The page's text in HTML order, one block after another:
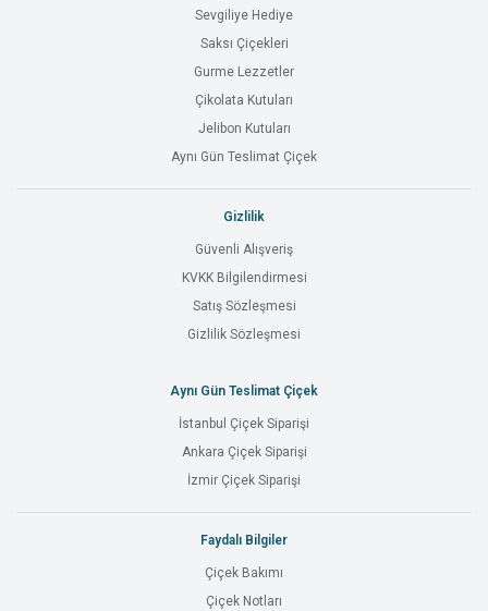
Sevgiliye Hediye
Saksı Çiçekleri
Gurme Lezzetler
Çikolata Kutuları
Jelibon Kutuları
Aynı Gün Teslimat Çiçek
Gizlilik
Güvenli Alışveriş
KVKK Bilgilendirmesi
Satış Sözleşmesi
Gizlilik Sözleşmesi
Aynı Gün Teslimat Çiçek
İstanbul Çiçek Siparişi
Ankara Çiçek Siparişi
İzmir Çiçek Siparişi
Faydalı Bilgiler
Çiçek Bakımı
Çiçek Notları